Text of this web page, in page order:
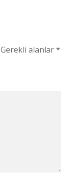
Gerekli alanlar*